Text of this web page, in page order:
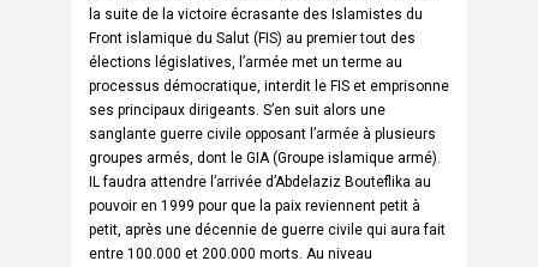
la suite de la victoire écrasante des Islamistes du
Front islamique du Salut (FIS) au premier tout des
élections législatives, l’armée met un terme au
processus démocratique, interdit le FIS et emprisonne
ses principaux dirigeants. S’en suit alors une
sanglante guerre civile opposant l’armée à plusieurs
groupes armés, dont le GIA (Groupe islamique armé).
IL faudra attendre l’arrivée d’Abdelaziz Bouteflika au
pouvoir en 1999 pour que la paix reviennent petit à
petit, après une décennie de guerre civile qui aura fait
entre 100.000 et 200.000 morts. Au niveau